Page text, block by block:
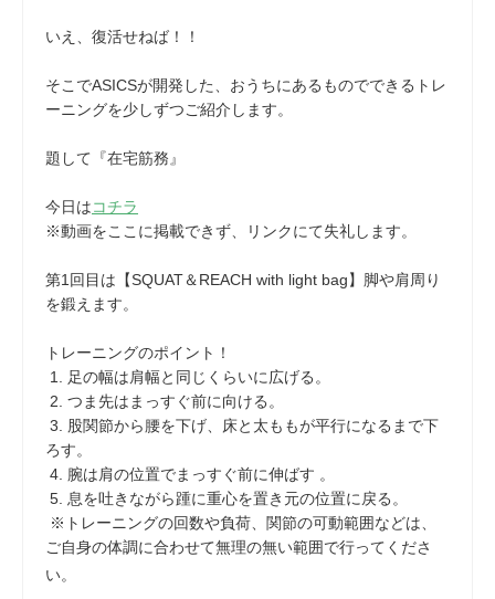
いえ、復活せねば！！
そこでASICSが開発した、おうちにあるものでできるトレ
ーニングを少しずつご紹介します。
題して『在宅筋務』
今日はコチラ
※動画をここに掲載できず、リンクにて失礼します。
第1回目は【SQUAT＆REACH with light bag】脚や肩周り
を鍛えます。
トレーニングのポイント！
1. 足の幅は肩幅と同じくらいに広げる。
2. つま先はまっすぐ前に向ける。
3. 股関節から腰を下げ、床と太ももが平行になるまで下
ろす。
4. 腕は肩の位置でまっすぐ前に伸ばす 。
5. 息を吐きながら踵に重心を置き元の位置に戻る。
※トレーニングの回数や負荷、関節の可動範囲などは、
ご自身の体調に合わせて無理の無い範囲で行ってくださ
い。